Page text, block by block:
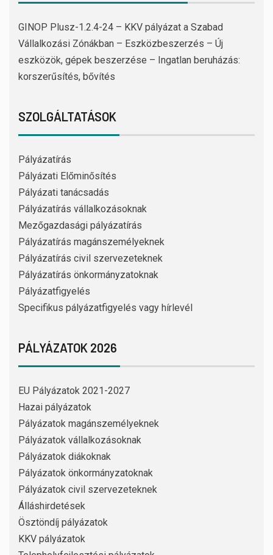
GINOP Plusz-1.2.4-24 – KKV pályázat a Szabad
Vállalkozási Zónákban – Eszközbeszerzés – Új
eszközök, gépek beszerzése – Ingatlan beruházás:
korszerűsítés, bővítés
SZOLGÁLTATÁSOK
Pályázatírás
Pályázati Előminősítés
Pályázati tanácsadás
Pályázatírás vállalkozásoknak
Mezőgazdasági pályázatírás
Pályázatírás magánszemélyeknek
Pályázatírás civil szervezeteknek
Pályázatírás önkormányzatoknak
Pályázatfigyelés
Specifikus pályázatfigyelés vagy hírlevél
PÁLYÁZATOK 2026
EU Pályázatok 2021-2027
Hazai pályázatok
Pályázatok magánszemélyeknek
Pályázatok vállalkozásoknak
Pályázatok diákoknak
Pályázatok önkormányzatoknak
Pályázatok civil szervezeteknek
Álláshirdetések
Ösztöndíj pályázatok
KKV pályázatok